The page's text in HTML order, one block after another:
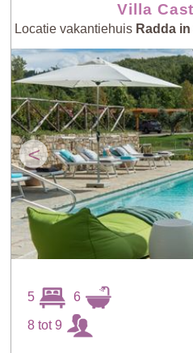
Villa
Locatie vakantiehuis Radda
<
5 6
8 tot 9